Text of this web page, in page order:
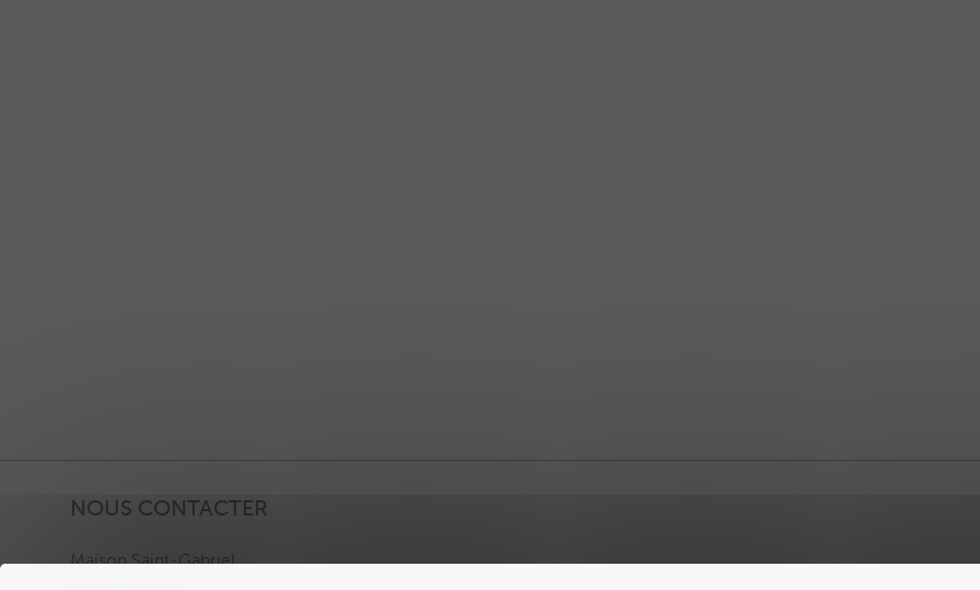
NOUS CONTACTER
Maison Saint-Gabriel,